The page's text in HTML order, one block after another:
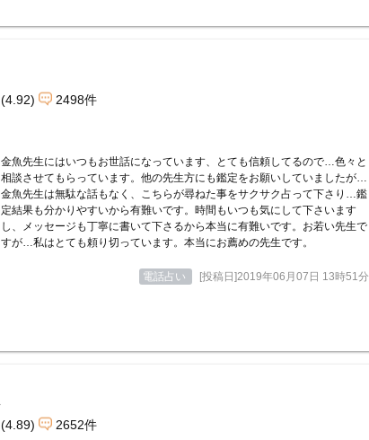
(4.92) 2498件
金魚先生にはいつもお世話になっています、とても信頼してるので…色々と
相談させてもらっています。他の先生方にも鑑定をお願いしていましたが…
金魚先生は無駄な話もなく、こちらが尋ねた事をサクサク占って下さり…鑑
定結果も分かりやすいから有難いです。時間もいつも気にして下さいます
し、メッセージも丁寧に書いて下さるから本当に有難いです。お若い先生で
すが…私はとても頼り切っています。本当にお薦めの先生です。
電話占い [投稿日]2019年06月07日 13時51分
(4.89) 2652件